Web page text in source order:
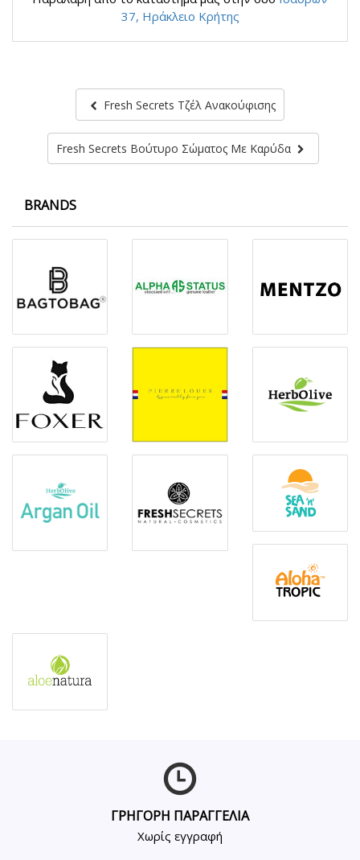
37, Ηράκλειο Κρήτης
Fresh Secrets Τζέλ Ανακούφισης
Fresh Secrets Βούτυρο Σώματος Με Καρύδα
BRANDS
ΓΡΗΓΟΡΗ ΠΑΡΑΓΓΕΛΙΑ
Χωρίς εγγραφή